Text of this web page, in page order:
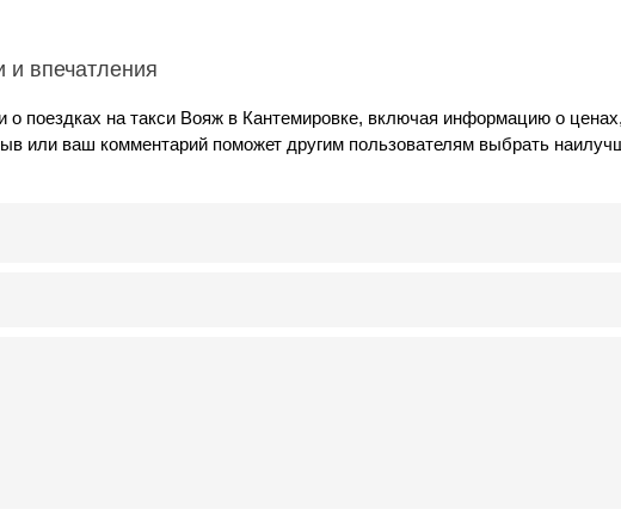
впечатления
о поездках на такси Вояж в Кантемировке, включая информацию о
или ваш комментарий поможет другим пользователям выбрать